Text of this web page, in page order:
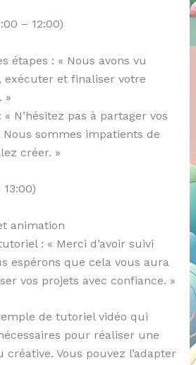
– 12:00)
étapes : « Nous avons vu
exécuter et finaliser votre
»
N’hésitez pas à partager vos
Nous sommes impatients de
créer. »
animation
: « Merci d’avoir suivi
espérons que cela vous aura
vos projets avec confiance. »
de tutoriel vidéo qui
pour réaliser une
Vous pouvez l’adapter